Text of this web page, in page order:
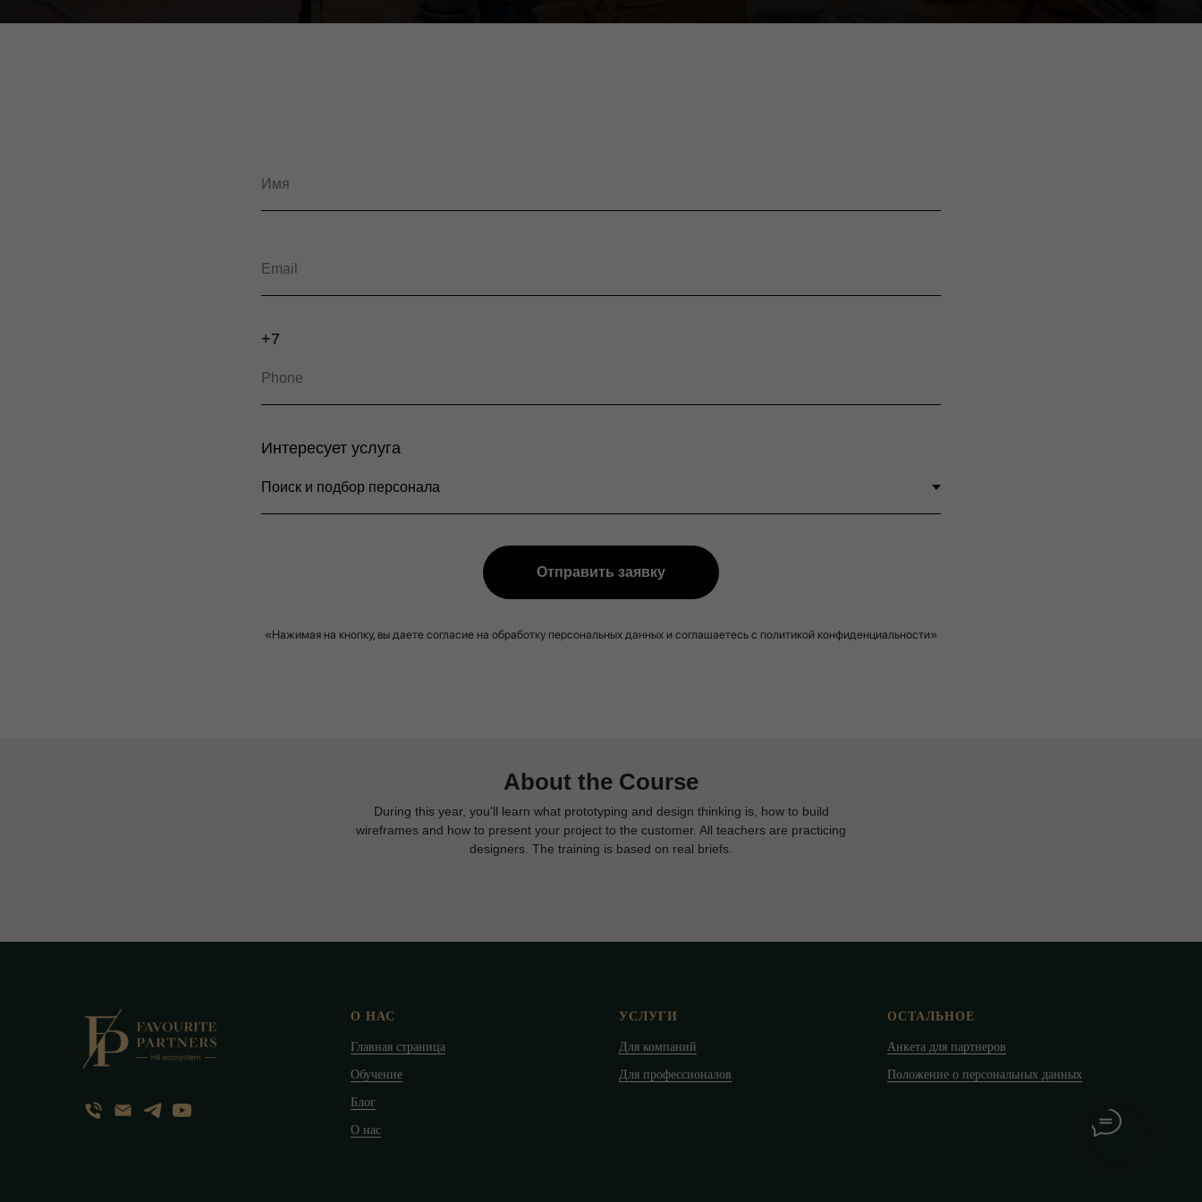
Имя
Email
+7
Phone
Интересует услуга
Отправить заявку
«Нажимая на кнопку, вы даете согласие на обработку персональных данных и соглашаетесь c политикой конфиденциальности»
About the Course
During this year, you'll learn what prototyping and design thinking is, how to build
wireframes and how to present your project to the customer. All teachers are practicing
designers. The training is based on real briefs.
О НАС
Главная страница
Обучение
Блог
О нас
УСЛУГИ
Для компаний
Для профессионалов
ОСТАЛЬНОЕ
Анкета для партнеров
Положение о персональных данных